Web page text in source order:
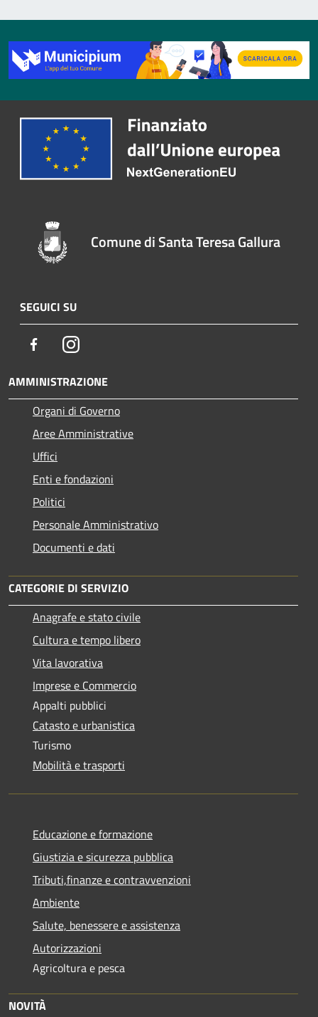
Comune di Santa Teresa Gallura
SEGUICI SU
FacebookInstagram
AMMINISTRAZIONE
Organi di Governo
Aree Amministrative
Uffici
Enti e fondazioni
Politici
Personale Amministrativo
Documenti e dati
CATEGORIE DI SERVIZIO
Anagrafe e stato civile
Cultura e tempo libero
Vita lavorativa
Imprese e Commercio
Appalti pubblici
Catasto e urbanistica
Turismo
Mobilità e trasporti
Educazione e formazione
Giustizia e sicurezza pubblica
Tributi,finanze e contravvenzioni
Ambiente
Salute, benessere e assistenza
Autorizzazioni
Agricoltura e pesca
NOVITÀ